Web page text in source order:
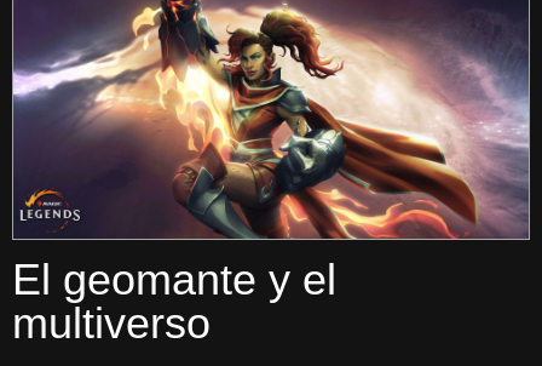
Pусский
Español
El geomante y el
multiverso